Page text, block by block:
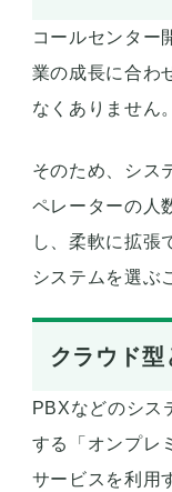
コールセンター
業の成長に合わ
なくありません。
そのため、シス
ペレーターの人
し、柔軟に拡張
システムを選ぶ
クラウド
PBXなどのシス
する「オンプレ
サービスを利用